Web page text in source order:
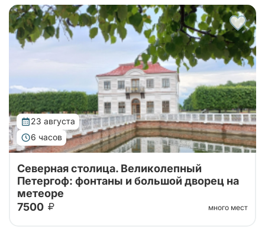
Петербурга в Петергоф на метеоре туда и обратно!
Поющие фонтаны с экскурсоводом, Большой
Императорский Дворец, Гроты Большого...
23 августа
6 часов
Северная столица. Великолепный
Петергоф: фонтаны и большой дворец на
метеоре
7500
много мест